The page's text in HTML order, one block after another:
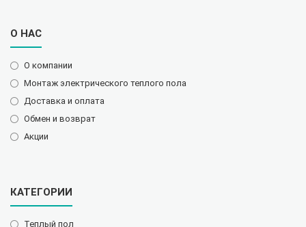
О НАС
О компании
Монтаж электрического теплого пола
Доставка и оплата
Обмен и возврат
Акции
КАТЕГОРИИ
Теплый пол